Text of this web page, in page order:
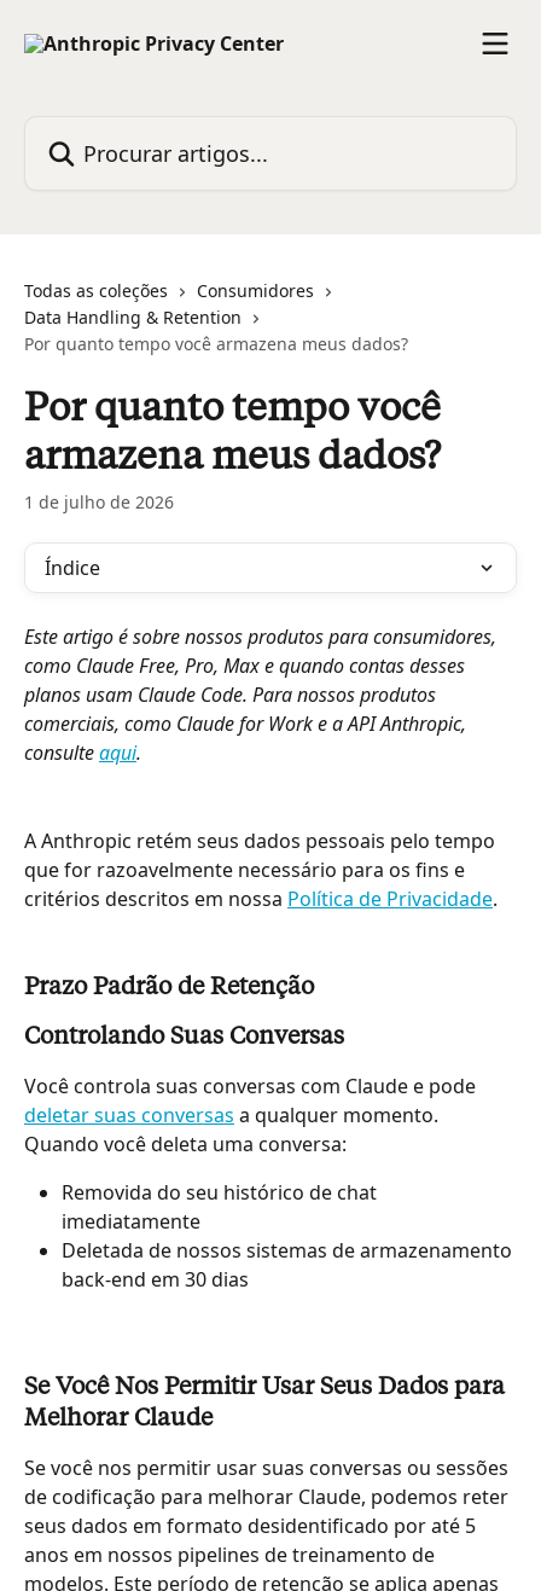
Todas as coleções
Consumidores
Data Handling & Retention
Por quanto tempo você armazena meus dados?
Por quanto tempo você
armazena meus dados?
1 de julho de 2026
Índice
Este artigo é sobre nossos produtos para consumidores,
como Claude Free, Pro, Max e quando contas desses
planos usam Claude Code. Para nossos produtos
comerciais, como Claude for Work e a API Anthropic,
consulte aqui.
A Anthropic retém seus dados pessoais pelo tempo
que for razoavelmente necessário para os fins e
critérios descritos em nossa Política de Privacidade.
Prazo Padrão de Retenção
Controlando Suas Conversas
Você controla suas conversas com Claude e pode
deletar suas conversas a qualquer momento.
Quando você deleta uma conversa:
Removida do seu histórico de chat
imediatamente
Deletada de nossos sistemas de armazenamento
back-end em 30 dias
Se Você Nos Permitir Usar Seus Dados para
Melhorar Claude
Se você nos permitir usar suas conversas ou sessões
de codificação para melhorar Claude, podemos reter
seus dados em formato desidentificado por até 5
anos em nossos pipelines de treinamento de
modelos. Este período de retenção se aplica apenas